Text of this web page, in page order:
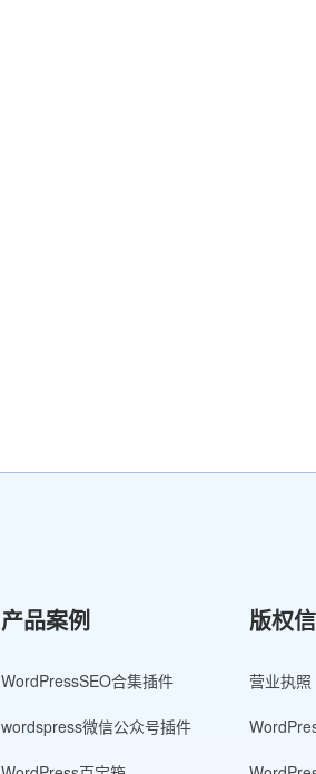
产品案例
WordPressSEO合集插件
wordspress微信公众号插件
版权
营业执照